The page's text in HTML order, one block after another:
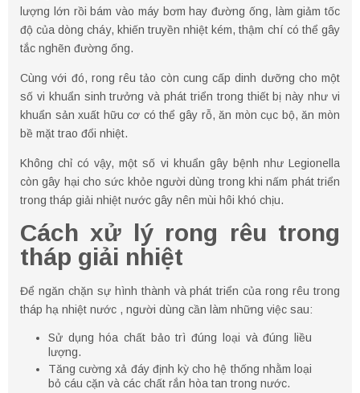
lượng lớn rồi bám vào máy bơm hay đường ống, làm giảm tốc
độ của dòng cháy, khiến truyền nhiệt kém, thậm chí có thể gây
tắc nghẽn đường ống.
Cùng với đó, rong rêu tảo còn cung cấp dinh dưỡng cho một
số vi khuẩn sinh trưởng và phát triển trong thiết bị này như vi
khuẩn sản xuất hữu cơ có thể gây rỗ, ăn mòn cục bộ, ăn mòn
bề mặt trao đổi nhiệt.
Không chỉ có vậy, một số vi khuẩn gây bệnh như Legionella
còn gây hại cho sức khỏe người dùng trong khi nấm phát triển
trong tháp giải nhiệt nước gây nên mùi hôi khó chịu.
Cách xử lý rong rêu trong
tháp giải nhiệt
Để ngăn chặn sự hình thành và phát triển của rong rêu trong
tháp hạ nhiệt nước , người dùng cần làm những việc sau:
Sử dụng hóa chất bảo trì đúng loại và đúng liều
lượng.
Tăng cường xả đáy định kỳ cho hệ thống nhằm loại
bỏ cáu cặn và các chất rắn hòa tan trong nước.